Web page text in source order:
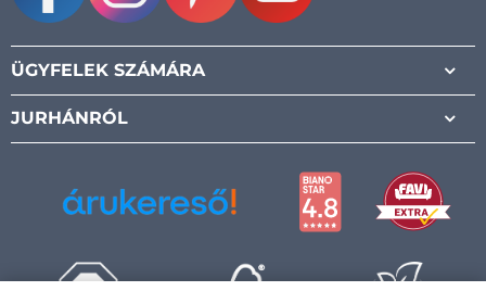
ÜGYFELEK SZÁMÁRA
JURHÁNRÓL